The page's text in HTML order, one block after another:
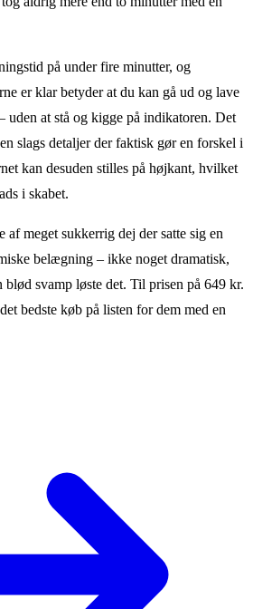
på under fire minutter, og
er klar betyder at du kan gå ud og lave
uden at stå og kigge på indikatoren. Det
slags detaljer der faktisk gør en forskel i
kan desuden stilles på højkant, hvilket
i skabet.
meget sukkerrig dej der satte sig en
belægning – ikke noget dramatisk,
blød svamp løste det. Til prisen på 649 kr.
bedste køb på listen for dem med en